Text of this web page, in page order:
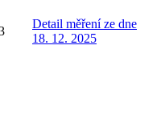
Detail měření ze dne
18. 12. 2025